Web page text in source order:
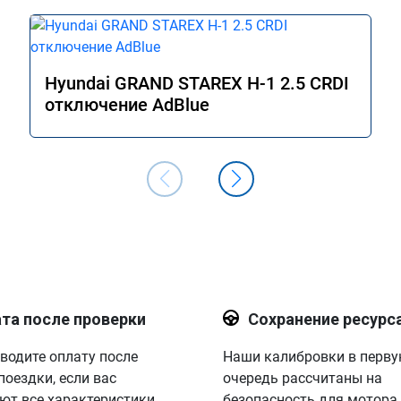
Hyundai GRAND STAREX H-1 2.5 CRDI
отключение AdBlue
после проверки
оплату после
если вас
Сохранение
Наши калибровки в
очередь рассчитаны на